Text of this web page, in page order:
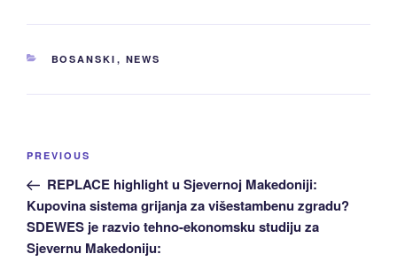
CATEGORIES
BOSANSKI , NEWS
Post
Previous
Post
PREVIOUS
REPLACE highlight u Sjevernoj Makedoniji:
Kupovina sistema grijanja za višestambenu zgradu?
SDEWES je razvio tehno-ekonomsku studiju za
Sjevernu Makedoniju: